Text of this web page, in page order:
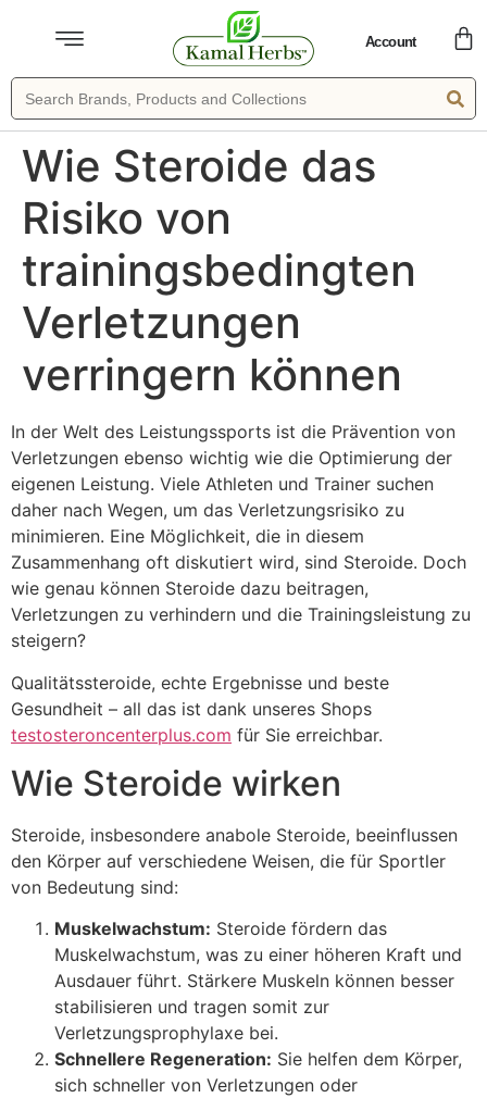
Account
Wie Steroide das
Risiko von
trainingsbedingten
Verletzungen
verringern können
In der Welt des Leistungssports ist die Prävention von
Verletzungen ebenso wichtig wie die Optimierung der
eigenen Leistung. Viele Athleten und Trainer suchen
daher nach Wegen, um das Verletzungsrisiko zu
minimieren. Eine Möglichkeit, die in diesem
Zusammenhang oft diskutiert wird, sind Steroide. Doch
wie genau können Steroide dazu beitragen,
Verletzungen zu verhindern und die Trainingsleistung zu
steigern?
Qualitätssteroide, echte Ergebnisse und beste
Gesundheit – all das ist dank unseres Shops
testosteroncenterplus.com für Sie erreichbar.
Wie Steroide wirken
Steroide, insbesondere anabole Steroide, beeinflussen
den Körper auf verschiedene Weisen, die für Sportler
von Bedeutung sind:
Muskelwachstum: Steroide fördern das
Muskelwachstum, was zu einer höheren Kraft und
Ausdauer führt. Stärkere Muskeln können besser
stabilisieren und tragen somit zur
Verletzungsprophylaxe bei.
Schnellere Regeneration: Sie helfen dem Körper,
sich schneller von Verletzungen oder